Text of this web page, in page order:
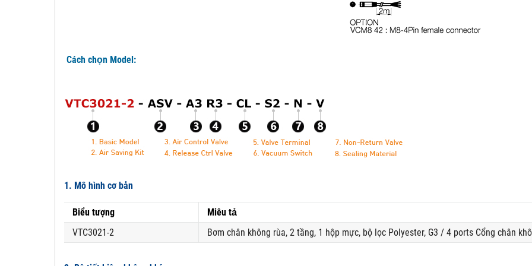
Cách chọn Model:
1. Mô hình cơ bản
Biểu tượng
Miêu tả
VTC3021-2
Bơm chân không rùa, 2 tầng, 1 hộp mực, bộ lọc Polyester, G3 / 4 ports Cổng chân